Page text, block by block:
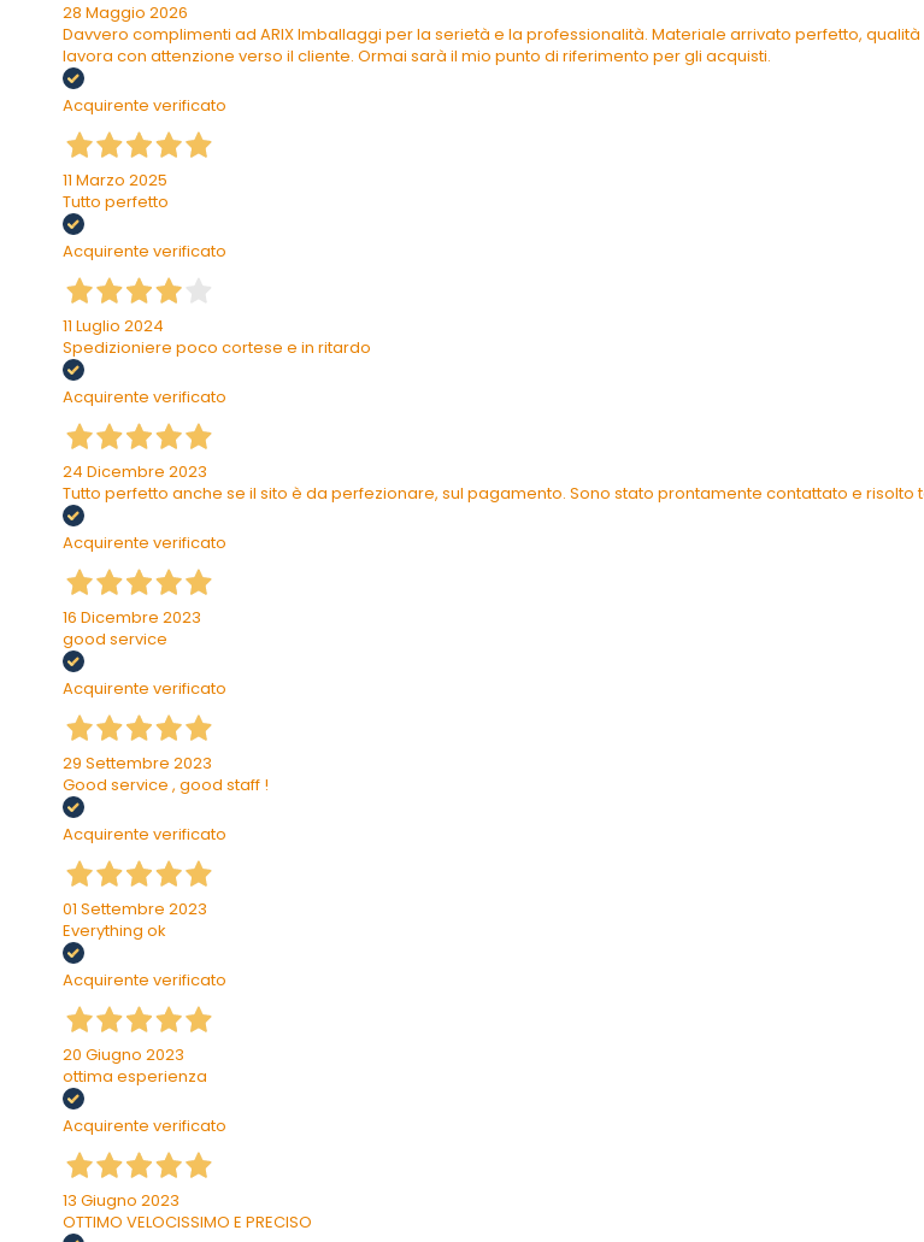
28 Maggio 2026
Davvero complimenti ad ARIX Imballaggi per la serietà e la professionalità. Materiale arrivato perfetto,
lavora con attenzione verso il cliente. Ormai sarà il mio punto di riferimento per gli acquisti.
Acquirente verificato
11 Marzo 2025
Tutto perfetto
Acquirente verificato
11 Luglio 2024
Spedizioniere poco cortese e in ritardo
Acquirente verificato
24 Dicembre 2023
Tutto perfetto anche se il sito è da perfezionare, sul pagamento. Sono stato prontamente contattato e risolto
Acquirente verificato
16 Dicembre 2023
good service
Acquirente verificato
29 Settembre 2023
Good service , good staff !
Acquirente verificato
01 Settembre 2023
Everything ok
Acquirente verificato
20 Giugno 2023
ottima esperienza
Acquirente verificato
13 Giugno 2023
OTTIMO VELOCISSIMO E PRECISO